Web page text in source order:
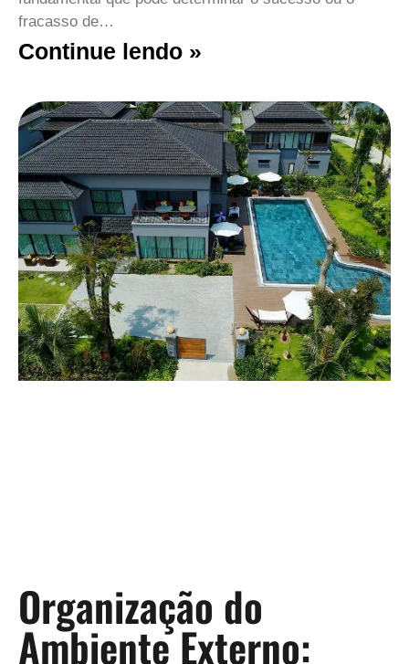
fracasso de…
Continue lendo »
Organização do
Ambiente Externo: